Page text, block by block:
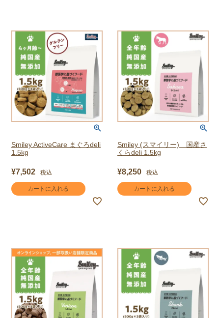
Smiley ActiveCare まぐろdeli
1.5kg
¥7,502 税込
カートに入れる
Smiley (スマイリー) 国産さ
くらdeli 1.5kg
¥8,250 税込
カートに入れる